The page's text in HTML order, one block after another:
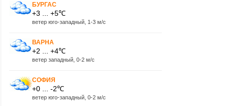
БУРГАС
+3 ... +5℃
ветер юго-западный, 1-3 м/с
ВАРНА
+2 ... +4℃
ветер западный, 0-2 м/с
СОФИЯ
+0 ... -2℃
ветер юго-западный, 0-2 м/с